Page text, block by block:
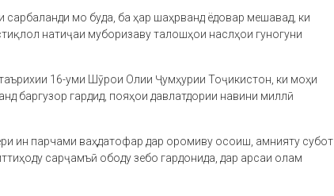
сарбаланди мо буда, ба ҳар шаҳрванд ёдовар мешавад, ки
натиҷаи муборизаву талошҳои наслҳои гуногуни
16-уми Шӯрои Олии Ҷумҳурии Тоҷикистон, ки моҳи
баргузор гардид, пояҳои давлатдории навини миллӣ
ин парчами ваҳдатофар дар оромиву осоиш, амнияту субот
сарҷамъӣ ободу зебо гардонида, дар арсаи олам